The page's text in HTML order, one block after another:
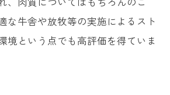
な牛舎や放牧等の実施によるスト
境という点でも高評価を得ていま